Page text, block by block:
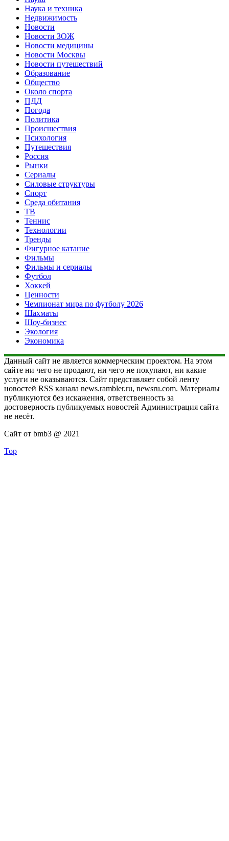
Наука и техника
Недвижимость
Новости
Новости ЗОЖ
Новости медицины
Новости Москвы
Новости путешествий
Образование
Общество
Около спорта
ПДД
Погода
Политика
Происшествия
Психология
Путешествия
Россия
Рынки
Сериалы
Силовые структуры
Спорт
Среда обитания
ТВ
Теннис
Технологии
Тренды
Фигурное катание
Фильмы
Фильмы и сериалы
Футбол
Хоккей
Ценности
Чемпионат мира по футболу 2026
Шахматы
Шоу-бизнес
Экология
Экономика
Данный сайт не является коммерческим проектом. На этом
сайте ни чего не продают, ни чего не покупают, ни какие
услуги не оказываются. Сайт представляет собой ленту
новостей RSS канала news.rambler.ru, newsru.com. Материалы
публикуются без искажения, ответственность за
достоверность публикуемых новостей Администрация сайта
не несёт.
Сайт от bmb3 @ 2021
Top